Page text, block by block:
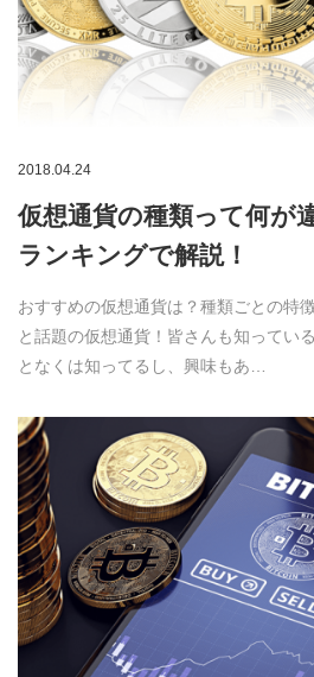
2018.04.24
仮想通貨の種類って何が
ランキングで解説！
おすすめの仮想通貨は？種類ごとの特
と話題の仮想通貨！皆さんも知ってい
となくは知ってるし、興味もあ…